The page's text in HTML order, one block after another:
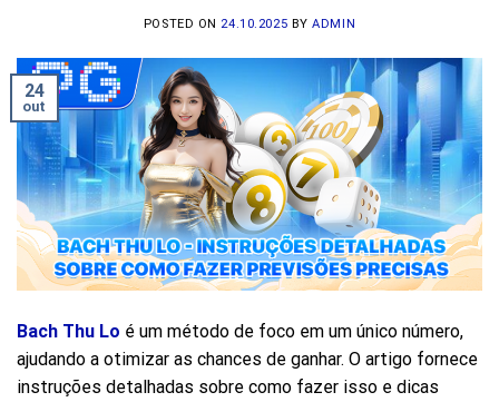
POSTED ON 24.10.2025 BYADMIN
24
out
Bach Thu Lo é um método de foco em um único número,
ajudando a otimizar as chances de ganhar. O artigo fornece
instruções detalhadas sobre como fazer isso e dicas